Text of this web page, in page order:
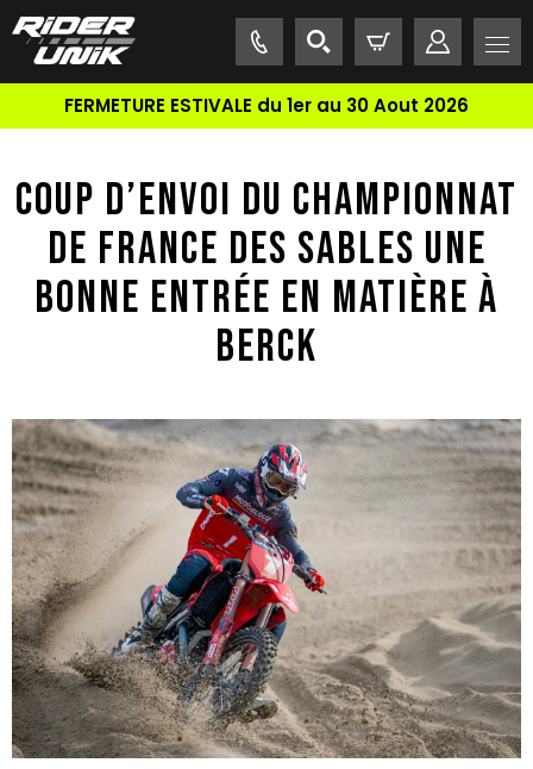
FERMETURE ESTIVALE du 1er au 30 Aout 2026
COUP D’ENVOI DU CHAMPIONNAT
DE FRANCE DES SABLES UNE
BONNE ENTRÉE EN MATIÈRE À
BERCK